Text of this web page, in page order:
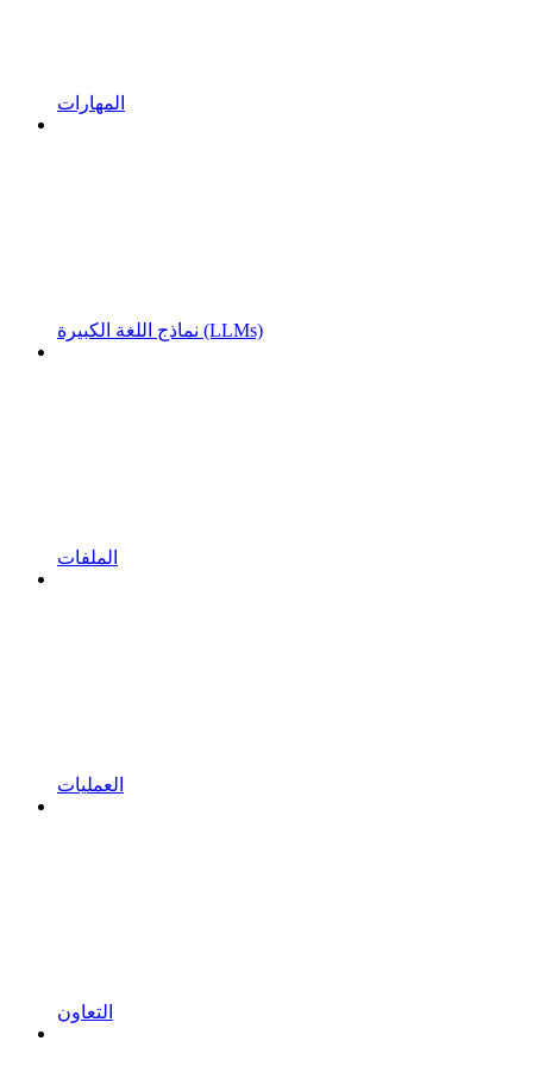
المهارات
نماذج اللغة الكبيرة (LLMs)
الملفات
العمليات
التعاون